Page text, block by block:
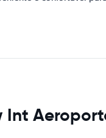
Int